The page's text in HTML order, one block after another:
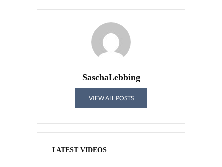
SaschaLebbing
VIEW ALL POSTS
LATEST VIDEOS